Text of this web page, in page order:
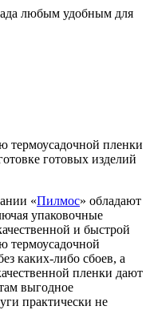
любым удобным для
термоусадочной пленки
готовых изделий
«Пилмос» обладают
упаковочные
и быстрой
термоусадочной
каких-либо сбоев, а
пленки дают
выгодное
практически не